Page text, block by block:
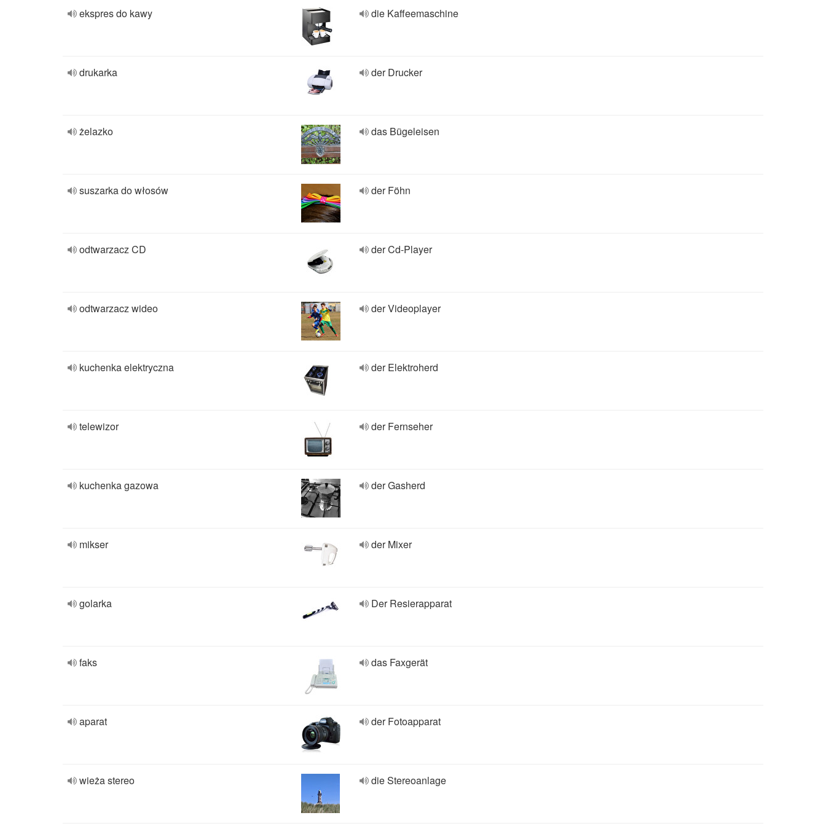
ekspres do kawy die Kaffeemaschine
drukarka der Drucker
żelazko das Bügeleisen
suszarka do włosów der Föhn
odtwarzacz CD der Cd-Player
odtwarzacz wideo der Videoplayer
kuchenka elektryczna der Elektroherd
telewizor der Fernseher
kuchenka gazowa der Gasherd
mikser der Mixer
golarka Der Resierapparat
faks das Faxgerät
aparat der Fotoapparat
wieża stereo die Stereoanlage